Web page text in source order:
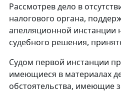
Рассмотрев дело в
налогового органа,
апелляционной инстанции
судебного решения,
Судом первой инстанции
имеющиеся в материалах
обстоятельства, имеющие